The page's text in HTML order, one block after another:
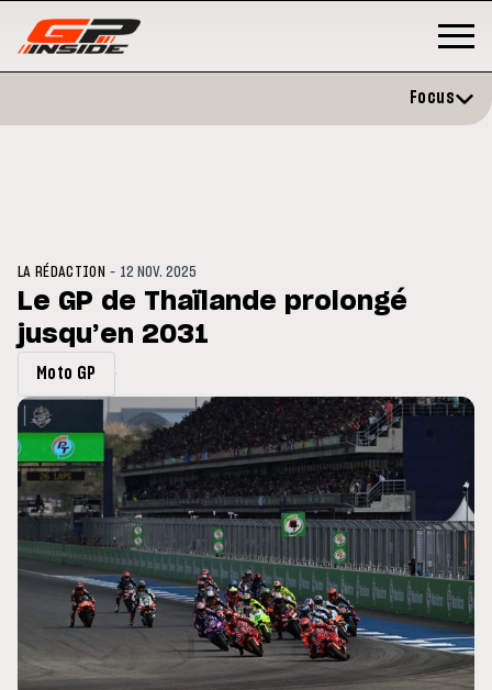
droite à Madrid
Bretagne
Focus
LA RÉDACTION - 12 NOV. 2025
Le GP de Thaïlande prolongé
jusqu’en 2031
Moto GP